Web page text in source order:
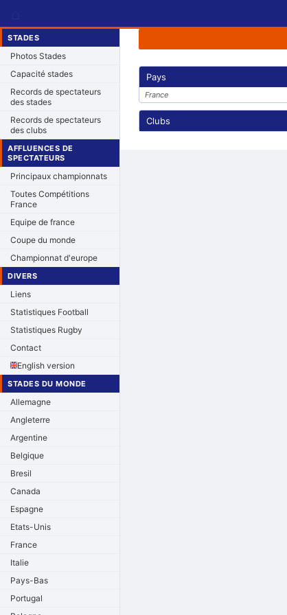
STADES
Photos Stades
Capacité stades
Records de spectateurs
des stades
Records de spectateurs
des clubs
AFFLUENCES DE
SPECTATEURS
Principaux championnats
Toutes Compétitions
France
Equipe de france
Coupe du monde
Championnat d'europe
DIVERS
Liens
Statistiques Football
Statistiques Rugby
Contact
English version
STADES DU MONDE
Allemagne
Angleterre
Argentine
Belgique
Bresil
Canada
Espagne
Etats-Unis
France
Italie
Pays-Bas
Portugal
Pays
France
Clubs